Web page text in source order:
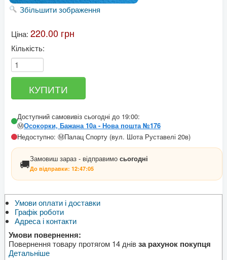
Збільшити зображення
Ціна: 220.00 грн
Кількість:
Доступний самовивіз сьогодні до 19:00:
Ⓜ️Осокорки, Бажана 10а - Нова пошта №176
Недоступно: Ⓜ️Палац Спорту (вул. Шота Руставелі 20в)
🚚Замовиш зараз - відправимо сьогодні
До відправки: 12:47:05
Умови оплати і доставки
Графік роботи
Адреса і контакти
Умови повернення:
Повернення товару протягом 14 днівза рахунок покупця
Детальніше